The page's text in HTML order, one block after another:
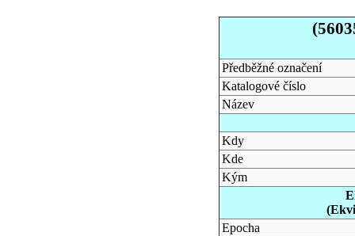
Předběžné označení
Katalogové číslo
Název
Kdy
Kde
Kým
Epocha